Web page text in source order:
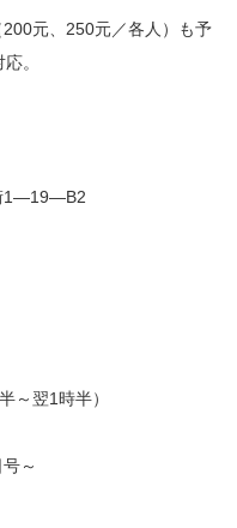
元、250元／各人）も予
。
1―19―B2
～翌1時半）
～